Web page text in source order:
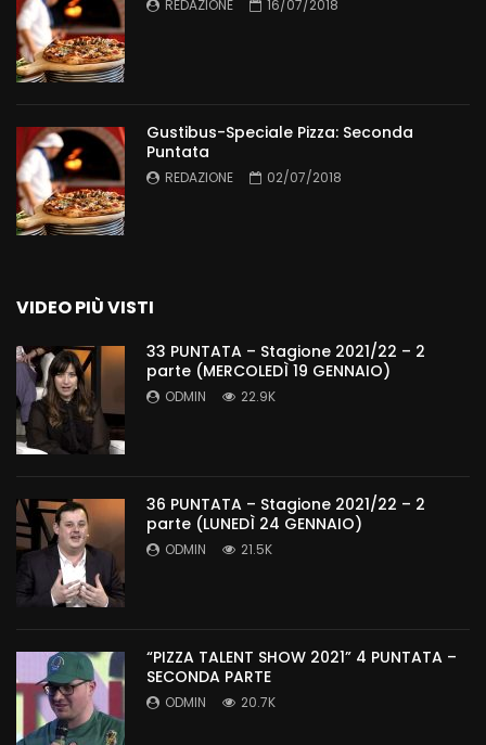
REDAZIONE 16/07/2018
Gustibus-Speciale Pizza: Seconda
Puntata
REDAZIONE 02/07/2018
VIDEO PIÙ VISTI
33 PUNTATA – Stagione 2021/22 – 2
parte (MERCOLEDÌ 19 GENNAIO)
ODMIN 22.9K
36 PUNTATA – Stagione 2021/22 – 2
parte (LUNEDÌ 24 GENNAIO)
ODMIN 21.5K
“PIZZA TALENT SHOW 2021” 4 PUNTATA –
SECONDA PARTE
ODMIN 20.7K